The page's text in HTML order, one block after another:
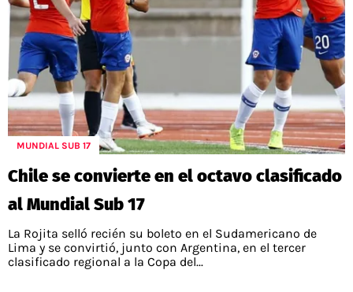
MUNDIAL SUB 17
Chile se convierte en el octavo clasificado
al Mundial Sub 17
La Rojita selló recién su boleto en el Sudamericano de
Lima y se convirtió, junto con Argentina, en el tercer
clasificado regional a la Copa del...